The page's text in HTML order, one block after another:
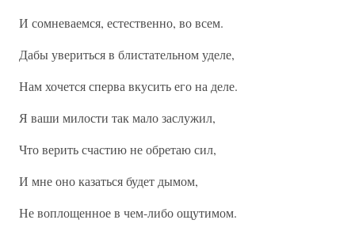
И сомневаемся, естественно, во всем.
Дабы увериться в блистательном уделе,
Нам хочется сперва вкусить его на деле.
Я ваши милости так мало заслужил,
Что верить счастию не обретаю сил,
И мне оно казаться будет дымом,
Не воплощенное в чем-либо ощутимом.